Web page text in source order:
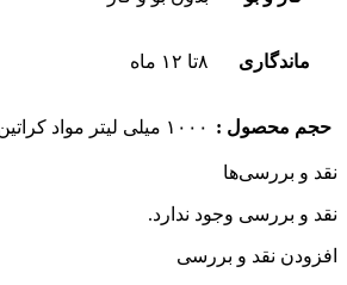
ماندگاری ۸تا ۱۲ ماه
حجم محصول : ۱۰۰۰ میلی لیتر مواد کراتین
نقد و بررسی‌ها
نقد و بررسی وجود ندارد.
افزودن نقد و بررسی